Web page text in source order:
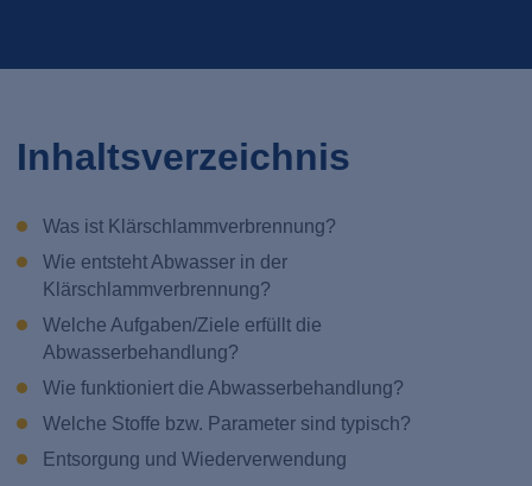
Inhaltsverzeichnis
Was ist Klärschlammverbrennung?
Wie entsteht Abwasser in der
Klärschlammverbrennung?
Welche Aufgaben/Ziele erfüllt die
Abwasserbehandlung?
Wie funktioniert die Abwasserbehandlung?
Welche Stoffe bzw. Parameter sind typisch?
Entsorgung und Wiederverwendung